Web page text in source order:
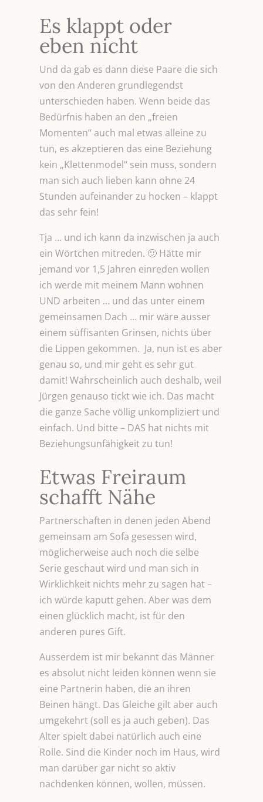
Es klappt oder
eben nicht
Und da gab es dann diese Paare die sich
von den Anderen grundlegendst
unterschieden haben. Wenn beide das
Bedürfnis haben an den „freien
Momenten“ auch mal etwas alleine zu
tun, es akzeptieren das eine Beziehung
kein „Klettenmodel“ sein muss, sondern
man sich auch lieben kann ohne 24
Stunden aufeinander zu hocken – klappt
das sehr fein!
Tja … und ich kann da inzwischen ja auch
ein Wörtchen mitreden. 🙂 Hätte mir
jemand vor 1,5 Jahren einreden wollen
ich werde mit meinem Mann wohnen
UND arbeiten … und das unter einem
gemeinsamen Dach … mir wäre ausser
einem süffisanten Grinsen, nichts über
die Lippen gekommen. Ja, nun ist es aber
genau so, und mir geht es sehr gut
damit! Wahrscheinlich auch deshalb, weil
Jürgen genauso tickt wie ich. Das macht
die ganze Sache völlig unkompliziert und
einfach. Und bitte – DAS hat nichts mit
Beziehungsunfähigkeit zu tun!
Etwas Freiraum
schafft Nähe
Partnerschaften in denen jeden Abend
gemeinsam am Sofa gesessen wird,
möglicherweise auch noch die selbe
Serie geschaut wird und man sich in
Wirklichkeit nichts mehr zu sagen hat –
ich würde kaputt gehen. Aber was dem
einen glücklich macht, ist für den
anderen pures Gift.
Ausserdem ist mir bekannt das Männer
es absolut nicht leiden können wenn sie
eine Partnerin haben, die an ihren
Beinen hängt. Das Gleiche gilt aber auch
umgekehrt (soll es ja auch geben). Das
Alter spielt dabei natürlich auch eine
Rolle. Sind die Kinder noch im Haus, wird
man darüber gar nicht so aktiv
nachdenken können, wollen, müssen.